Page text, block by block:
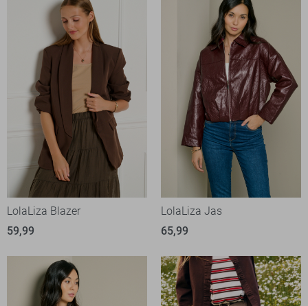
LolaLiza Blazer
59,99
LolaLiza Jas
65,99